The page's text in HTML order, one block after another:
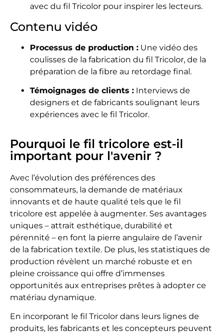
avec du fil Tricolor pour inspirer les lecteurs.
Contenu vidéo
Processus de production : Une vidéo des
coulisses de la fabrication du fil Tricolor, de la
préparation de la fibre au retordage final.
Témoignages de clients : Interviews de
designers et de fabricants soulignant leurs
expériences avec le fil Tricolor.
Pourquoi le fil tricolore est-il
important pour l'avenir ?
Avec l’évolution des préférences des
consommateurs, la demande de matériaux
innovants et de haute qualité tels que le fil
tricolore est appelée à augmenter. Ses avantages
uniques – attrait esthétique, durabilité et
pérennité – en font la pierre angulaire de l’avenir
de la fabrication textile. De plus, les statistiques de
production révèlent un marché robuste et en
pleine croissance qui offre d’immenses
opportunités aux entreprises prêtes à adopter ce
matériau dynamique.
En incorporant le fil Tricolor dans leurs lignes de
produits, les fabricants et les concepteurs peuvent